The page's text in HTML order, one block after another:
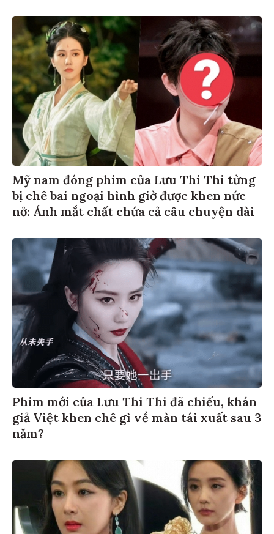
Mỹ nam đóng phim của Lưu Thi Thi từng
bị chê bai ngoại hình giờ được khen nức
nở: Ánh mắt chất chứa cả câu chuyện dài
Phim mới của Lưu Thi Thi đã chiếu, khán
giả Việt khen chê gì về màn tái xuất sau 3
năm?